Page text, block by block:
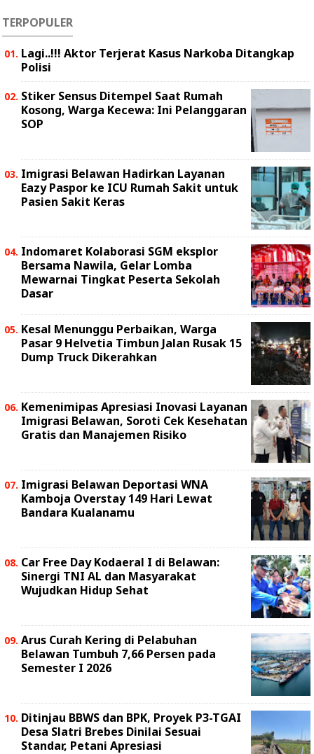
TERPOPULER
Lagi..!!! Aktor Terjerat Kasus Narkoba Ditangkap
Polisi
Stiker Sensus Ditempel Saat Rumah
Kosong, Warga Kecewa: Ini Pelanggaran
SOP
Imigrasi Belawan Hadirkan Layanan
Eazy Paspor ke ICU Rumah Sakit untuk
Pasien Sakit Keras
Indomaret Kolaborasi SGM eksplor
Bersama Nawila, Gelar Lomba
Mewarnai Tingkat Peserta Sekolah
Dasar
Kesal Menunggu Perbaikan, Warga
Pasar 9 Helvetia Timbun Jalan Rusak 15
Dump Truck Dikerahkan
Kemenimipas Apresiasi Inovasi Layanan
Imigrasi Belawan, Soroti Cek Kesehatan
Gratis dan Manajemen Risiko
Imigrasi Belawan Deportasi WNA
Kamboja Overstay 149 Hari Lewat
Bandara Kualanamu
Car Free Day Kodaeral I di Belawan:
Sinergi TNI AL dan Masyarakat
Wujudkan Hidup Sehat
Arus Curah Kering di Pelabuhan
Belawan Tumbuh 7,66 Persen pada
Semester I 2026
Ditinjau BBWS dan BPK, Proyek P3-TGAI
Desa Slatri Brebes Dinilai Sesuai
Standar, Petani Apresiasi